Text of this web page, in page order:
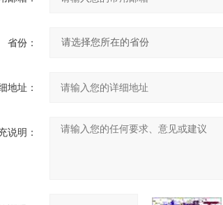
省份：
地址：
说明：